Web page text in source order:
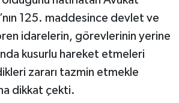
125. maddesince devlet ve
idarelerin, görevlerinin yerine
kusurlu hareket etmeleri
zararı tazmin etmekle
dikkat çekti.